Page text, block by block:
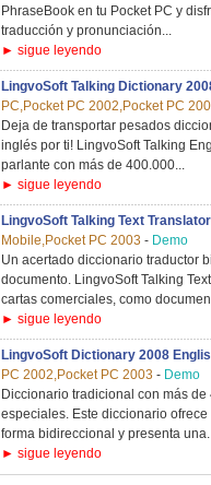
PhraseBook en tu Pocket PC y
traducción y pronunciación...
► sigue leyendo
LingvoSoft Talking Dictionary
PC,Pocket PC 2002,Pocket PC
Deja de transportar pesados
inglés por ti! LingvoSoft Talking
parlante con más de 400.000...
► sigue leyendo
LingvoSoft Talking Text
Mobile,Pocket PC 2003 - Demo
Un acertado diccionario traductor
documento. LingvoSoft Talking
cartas comerciales, como
► sigue leyendo
LingvoSoft Dictionary 2008
PC 2002,Pocket PC 2003 - Demo
Diccionario tradicional con más
especiales. Este diccionario
forma bidireccional y presenta
► sigue leyendo